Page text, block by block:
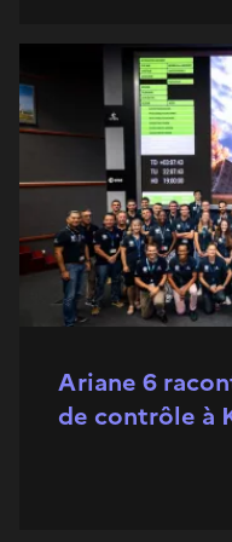
Ariane 6
de contrôle à